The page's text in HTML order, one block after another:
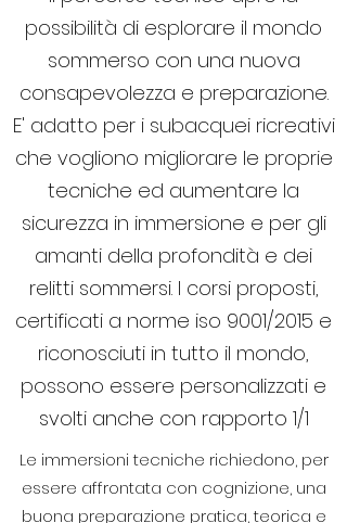
possibilità di esplorare il mondo
sommerso con una nuova
consapevolezza e preparazione.
E' adatto per i subacquei ricreativi
che vogliono migliorare le proprie
tecniche ed aumentare la
sicurezza in immersione e per gli
amanti della profondità e dei
relitti sommersi. I corsi proposti,
certificati a norme iso 9001/2015 e
riconosciuti in tutto il mondo,
possono essere personalizzati e
svolti anche con rapporto 1/1
Le immersioni tecniche richiedono, per
essere affrontata con cognizione, una
buona preparazione pratica, teorica e